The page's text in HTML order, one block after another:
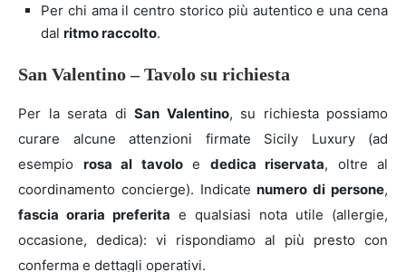
Per chi ama il centro storico più autentico e una cena
dal ritmo raccolto.
San Valentino – Tavolo su richiesta
Per la serata di San Valentino, su richiesta possiamo
curare alcune attenzioni firmate Sicily Luxury (ad
esempio rosa al tavoloe dedica riservata, oltre al
coordinamento concierge). Indicatenumero di persone,
fascia oraria preferita e qualsiasi nota utile (allergie,
occasione, dedica): vi rispondiamo al più presto con
conferma e dettagli operativi.